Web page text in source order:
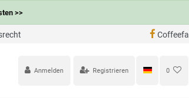
>>
Anmelden Registrieren 0